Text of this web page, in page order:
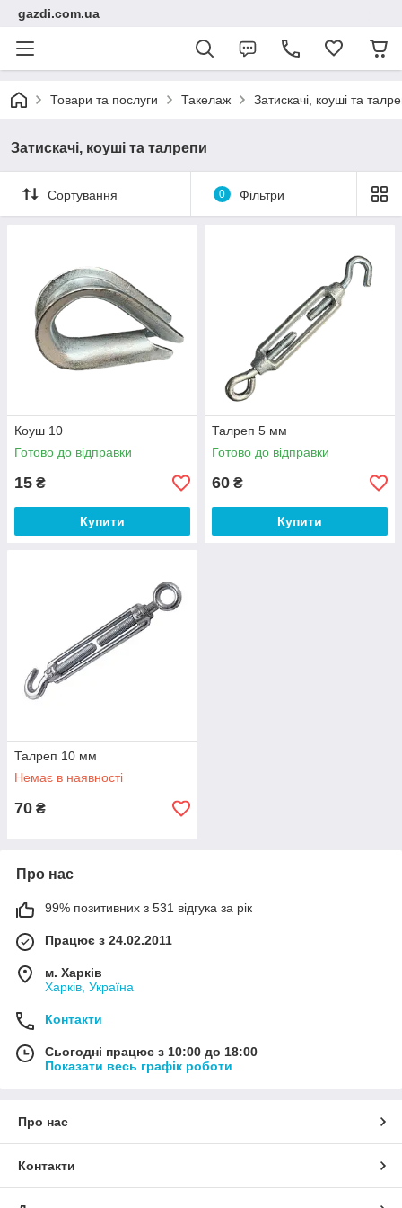
gazdi.com.ua
Товари та послуги Такелаж Затискачі, коуші та
Затискачі, коуші та талрепи
Сортування 0 Фільтри
Коуш 10
Готово до відправки
15 ₴
Купити
Талреп 5 мм
Готово до відправки
60 ₴
Купити
Талреп 10 мм
Немає в наявності
70 ₴
Про нас
99% позитивних з 531 відгука за рік
Працює з 24.02.2011
м. Харків
Харків, Україна
Контакти
Сьогодні працює з 10:00 до 18:00
Показати весь графік роботи
Про нас
Контакти